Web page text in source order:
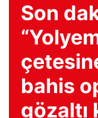
Son
bahis
gözaltı